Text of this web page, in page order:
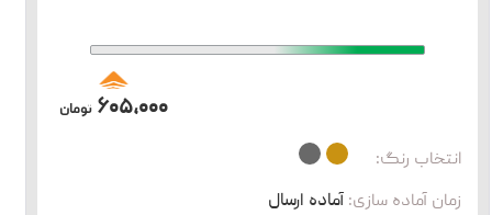
۶۰۵،۰۰۰ تومان
انتخاب رنگ:
زمان آماده سازی: آماده ارسال